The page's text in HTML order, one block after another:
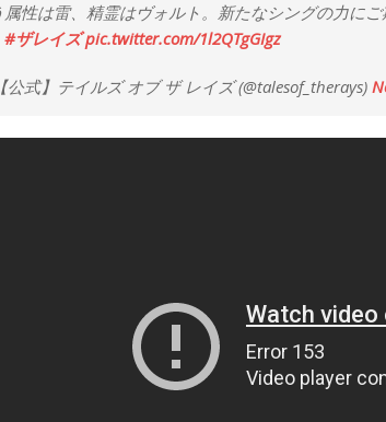
属性は雷、精霊はヴォルト。新たなシングの力に
#ザレイズ pic.twitter.com/1l2QTgGIgz
式】テイルズ オブ ザ レイズ (@talesof_therays)